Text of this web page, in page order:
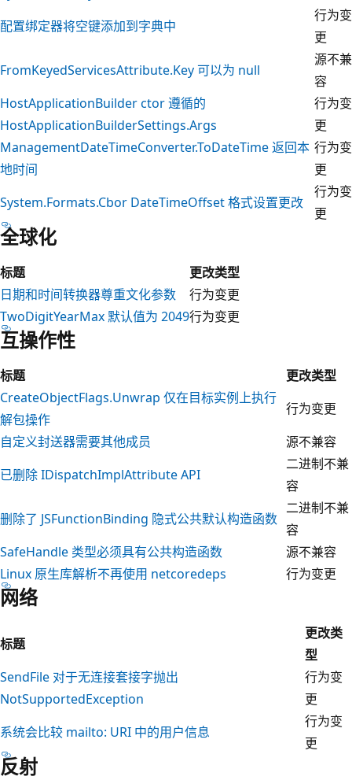
配置绑定器将空键添加到字典中
行为变
更
FromKeyedServicesAttribute.Key 可以为 null
源不兼
容
HostApplicationBuilder ctor 遵循的
HostApplicationBuilderSettings.Args
行为变
更
ManagementDateTimeConverter.ToDateTime 返回本
地时间
行为变
更
System.Formats.Cbor DateTimeOffset 格式设置更改
行为变
更
全球化
标题
更改类型
日期和时间转换器尊重文化参数
行为变更
TwoDigitYearMax 默认值为 2049行为变更
互操作性
标题
更改类型
CreateObjectFlags.Unwrap 仅在目标实例上执行
解包操作
行为变更
自定义封送器需要其他成员
源不兼容
已删除 IDispatchImplAttribute API
二进制不兼
容
删除了 JSFunctionBinding 隐式公共默认构造函数
二进制不兼
容
SafeHandle 类型必须具有公共构造函数
源不兼容
Linux 原生库解析不再使用 netcoredeps 行为变更
网络
标题
更改类
型
SendFile 对于无连接套接字抛出
NotSupportedException
行为变
更
系统会比较 mailto: URI 中的用户信息
行为变
更
反射